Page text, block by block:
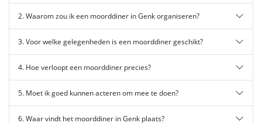
2. Waarom zou ik een moorddiner in Genk organiseren?
3. Voor welke gelegenheden is een moorddiner geschikt?
4. Hoe verloopt een moorddiner precies?
5. Moet ik goed kunnen acteren om mee te doen?
6. Waar vindt het moorddiner in Genk plaats?